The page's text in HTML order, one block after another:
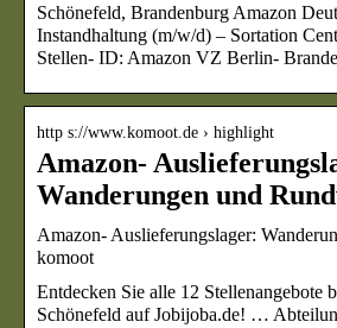
Schönefeld, Brandenburg Amazon
Instandhaltung (m/w/d) – Sortation
Stellen- ID: Amazon VZ Berlin-
http s://www.komoot.de › highlight
Amazon-
Wanderungen und
Amazon- Auslieferungslager:
komoot
Entdecken Sie alle 12 Stellenangebote
Schönefeld auf Jobijoba.de! …